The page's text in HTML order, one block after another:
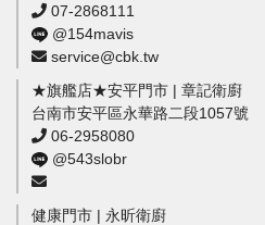
07-2868111
@154mavis
service@cbk.tw
★旗艦店★安平門市 | 章記衛廚
台南市安平區永華路二段1057號
06-2958080
@543slobr
健康門市 | 永昕衛廚